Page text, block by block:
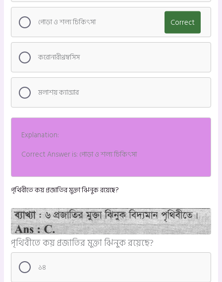
পোড়া ও শল্য চিকিৎসা Correct
করোনারীথ্রম্বসিস
মলাশয় ক্যান্সার
Explanation:
Correct Answer is: পোড়া ও শল্য চিকিৎসা
পৃথিবীতে কয় প্রজাতির মুক্তা ঝিনুক রয়েছে?
পৃথিবীতে কয় প্রজাতির মুক্তা ঝিনুক রয়েছে?
১৪